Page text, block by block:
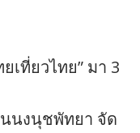
เที่ยวไทย” มา 3
นงนุชพัทยา จัด